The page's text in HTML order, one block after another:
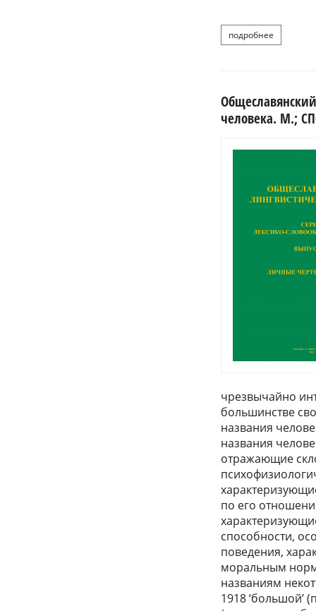
подробнее
человека. М.;
чрезвычайно
большинстве
названия
названия
отражающие
по его
способности,
поведения,
моральным
названиям
1918 ‘большой’